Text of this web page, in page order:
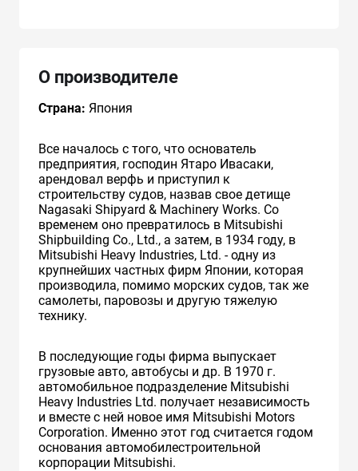
О производителе
Страна: Япония
Все началось с того, что основатель
предприятия, господин Ятаро Ивасаки,
арендовал верфь и приступил к
строительству судов, назвав свое детище
Nagasaki Shipyard & Machinery Works. Со
временем оно превратилось в Mitsubishi
Shipbuilding Co., Ltd., а затем, в 1934 году, в
Mitsubishi Heavy Industries, Ltd. - одну из
крупнейших частных фирм Японии, которая
производила, помимо морских судов, так же
самолеты, паровозы и другую тяжелую
технику.
В последующие годы фирма выпускает
грузовые авто, автобусы и др. В 1970 г.
автомобильное подразделение Mitsubishi
Heavy Industries Ltd. получает независимость
и вместе с ней новое имя Mitsubishi Motors
Corporation. Именно этот год считается годом
основания автомобилестроительной
корпорации Mitsubishi.